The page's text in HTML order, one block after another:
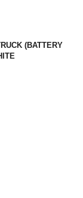
(BATTERY